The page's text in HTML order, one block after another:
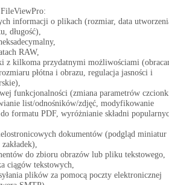
informacji o plikach (rozmiar, data
długość),
RAW,
z kilkoma przydatnymi możliwościami
płótna i obrazu, regulacja jasności i
funkcjonalności (zmiana parametrów
list/odnośników/zdjęć, modyfikowanie
formatu PDF, wyróżnianie składni
dokumentów (podgląd miniatur
do zbioru obrazów lub pliku tekstowego,
ciągów tekstowych,
plików za pomocą poczty elektronicznej